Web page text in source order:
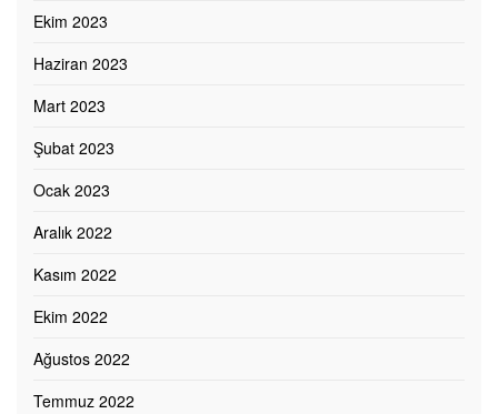
Ekim 2023
Haziran 2023
Mart 2023
Şubat 2023
Ocak 2023
Aralık 2022
Kasım 2022
Ekim 2022
Ağustos 2022
Temmuz 2022